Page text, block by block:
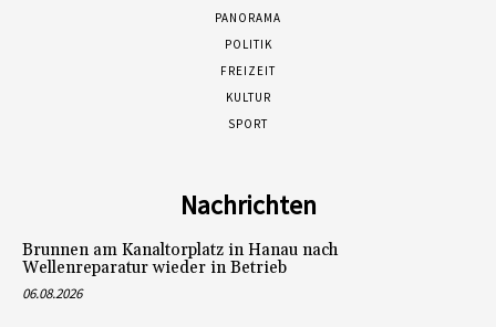
PANORAMA
POLITIK
FREIZEIT
KULTUR
SPORT
Nachrichten
Brunnen am Kanaltorplatz in Hanau nach
Wellenreparatur wieder in Betrieb
06.08.2026